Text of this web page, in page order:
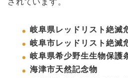
されています。
岐阜県レッドリスト絶滅
岐阜市レッドリスト絶滅
岐阜県希少野生生物保護
海津市天然記念物